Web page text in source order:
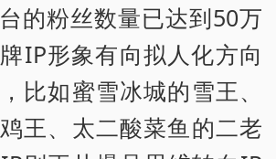
的粉丝数量已达到50万
IP形象有向拟人化方向
比如蜜雪冰城的雪王、
王、太二酸菜鱼的二老